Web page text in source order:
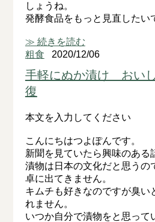
しょうね。
発酵食品をもっと見直したい
≫ 続きを読む
粗食 2020/12/06
手軽にぬか漬け おい
復
本文を入力してください
こんにちはつよぽんです。
新聞を見ていたら興味のある
漬物は日本の文化だと思うの
卓に出てきません。
キムチも好きなのですが臭い
れません。
いつか自分で漬物をと思って